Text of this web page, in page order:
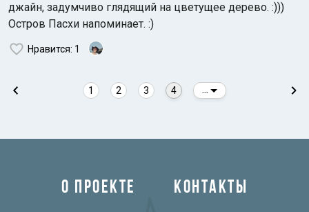
джайн, задумчиво глядящий на цветущее дерево. :)))
Остров Пасхи напоминает. :)
Нравится: 1
1 2 3 4
О ПРОЕКТЕ КОНТАКТЫ